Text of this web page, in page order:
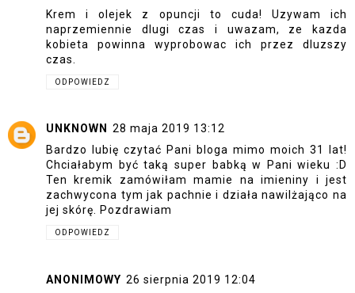
Krem i olejek z opuncji to cuda! Uzywam ich
naprzemiennie dlugi czas i uwazam, ze kazda
kobieta powinna wyprobowac ich przez dluzszy
czas.
ODPOWIEDZ
UNKNOWN
28 maja 2019 13:12
Bardzo lubię czytać Pani bloga mimo moich 31 lat!
Chciałabym być taką super babką w Pani wieku :D
Ten kremik zamówiłam mamie na imieniny i jest
zachwycona tym jak pachnie i działa nawilżająco na
jej skórę. Pozdrawiam
ODPOWIEDZ
ANONIMOWY 26 sierpnia 2019 12:04